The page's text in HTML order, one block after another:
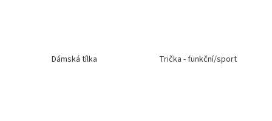
Dámská tílka Trička - funkční/sport